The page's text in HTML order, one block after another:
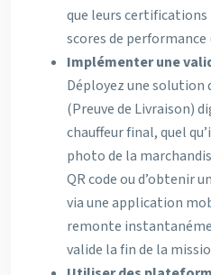
que leurs certifications
scores de
Implémenter une
Déployez une solution
(Preuve de Livraison)
chauffeur final, quel
photo de la
QR code ou d’obtenir
via une application
remonte
valide la fin de la